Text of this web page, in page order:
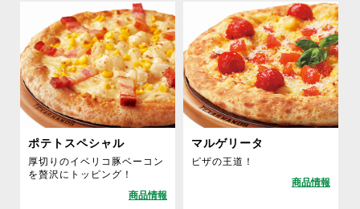
ポテトスペシャル
厚切りのイベリコ豚ベーコン
を贅沢にトッピング！
マルゲリータ
ピザの王道！